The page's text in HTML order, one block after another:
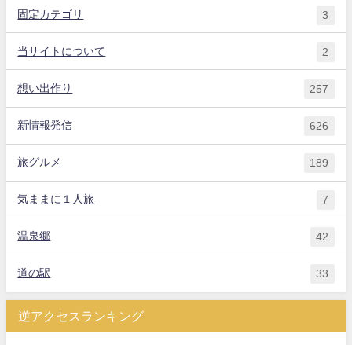
固定カテゴリ 3
当サイトについて 2
想い出作り 257
新情報発信 626
旅グルメ 189
気ままに１人旅 7
温泉郷 42
道の駅 33
逆アクセスランキング